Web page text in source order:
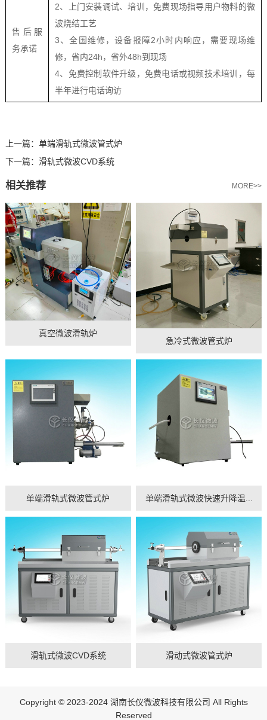
售后服
务承诺
2、上门安装调试、培训，免费现场指导用户物料的微
波烧结工艺
3、全国维修，设备报障2小时内响应，需要现场维
修，省内24h，省外48h到现场
4、免费控制软件升级，免费电话或视频技术培训，每
半年进行电话询访
上一篇： 单端滑轨式微波管式炉
下一篇： 滑轨式微波CVD系统
相关推荐 MORE>>
真空微波滑轨炉
急冷式微波管式炉
单端滑轨式微波管式炉 单端滑轨式微波快速升降温...
滑轨式微波CVD系统 滑动式微波管式炉
Copyright © 2023-2024 湖南长仪微波科技有限公司 All Rights
Reserved